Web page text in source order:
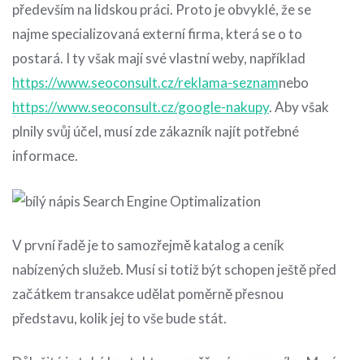
především na lidskou práci. Proto je obvyklé, že se
najme specializovaná externí firma, která se o to
postará. I ty však mají své vlastní weby, například
https://www.seoconsult.cz/reklama-seznamnebo
https://www.seoconsult.cz/google-nakupy. Aby však
plnily svůj účel, musí zde zákazník najít potřebné
informace.
V první řadě je to samozřejmě katalog a ceník
nabízených služeb. Musí si totiž být schopen ještě před
začátkem transakce udělat poměrně přesnou
představu, kolik jej to vše bude stát.